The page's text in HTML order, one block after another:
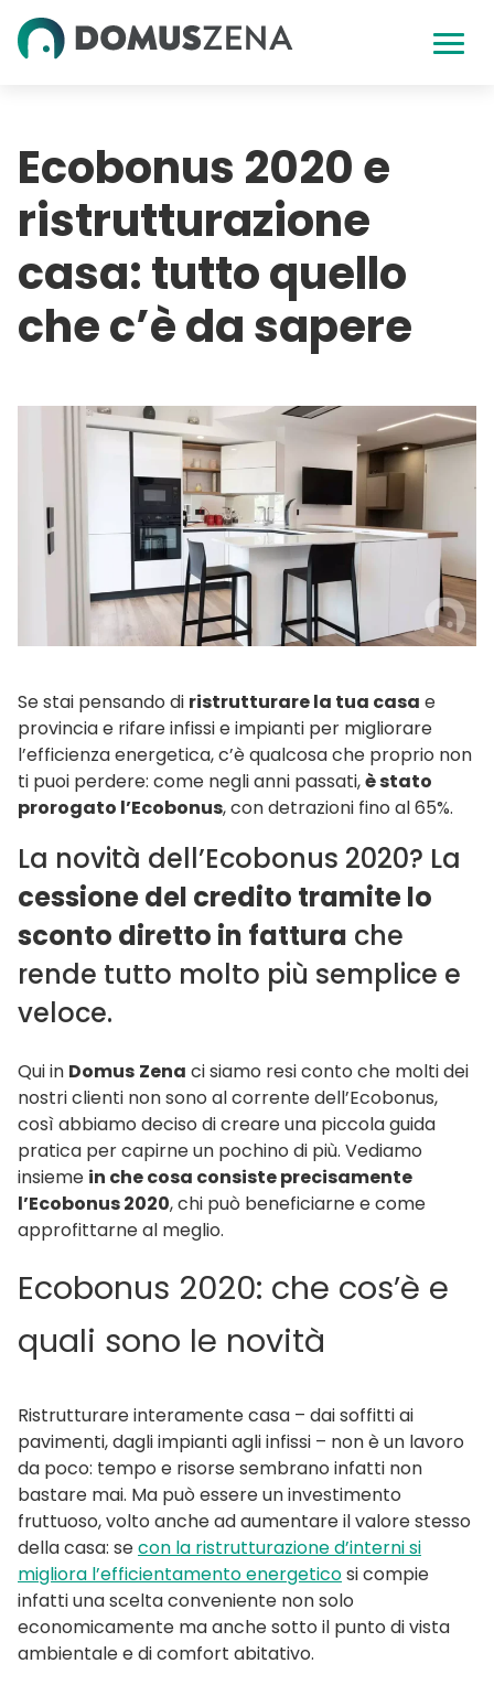
Skip
content
Ecobonus 2020 e
ristrutturazione
casa: tutto quello
che c’è da sapere
Se stai pensando di ristrutturare la tua casa e
provincia e rifare infissi e impianti per migliorare
l’efficienza energetica, c’è qualcosa che proprio non
ti puoi perdere: come negli anni passati,è stato
prorogato l’Ecobonus, con detrazioni fino al 65%.
La novità dell’Ecobonus 2020? La
cessione del credito tramite lo
sconto diretto in fattura che
rende tutto molto più semplice e
veloce.
Qui in Domus Zena ci siamo resi conto che molti dei
nostri clienti non sono al corrente dell’Ecobonus,
così abbiamo deciso di creare una piccola guida
pratica per capirne un pochino di più. Vediamo
insieme in che cosa consiste precisamente
l’Ecobonus 2020, chi può beneficiarne e come
approfittarne al meglio.
Ecobonus 2020: che cos’è e
quali sono le novità
Ristrutturare interamente casa – dai soffitti ai
pavimenti, dagli impianti agli infissi – non è un lavoro
da poco: tempo e risorse sembrano infatti non
bastare mai. Ma può essere un investimento
fruttuoso, volto anche ad aumentare il valore stesso
della casa: secon la ristrutturazione d’interni si
migliora l’efficientamento energeticosi compie
infatti una scelta conveniente non solo
economicamente ma anche sotto il punto di vista
ambientale e di comfort abitativo.